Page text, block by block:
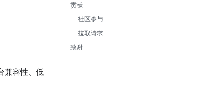
兼容性、低
贡献
社区参与
拉取请求
致谢